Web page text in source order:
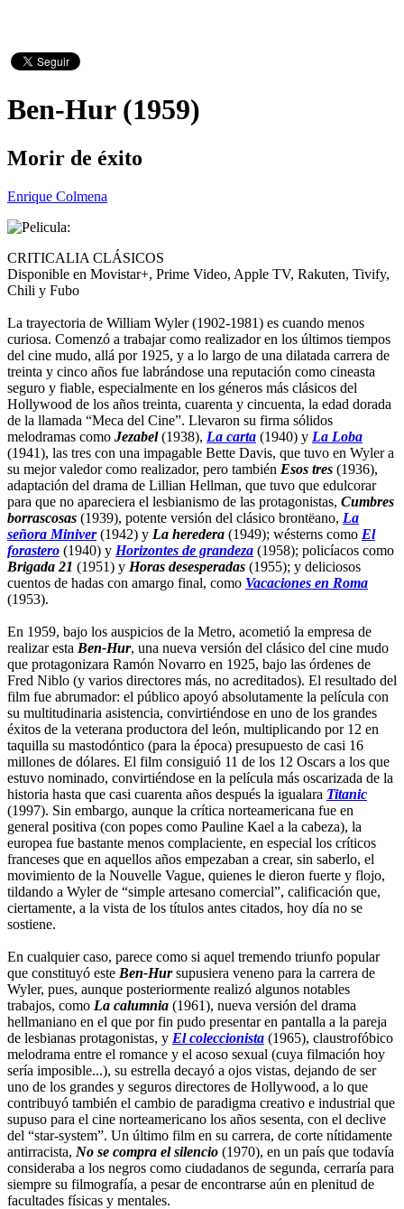
Ben-Hur (1959)
Morir de éxito
Enrique Colmena
CRITICALIA CLÁSICOS
Disponible en Movistar+, Prime Video, Apple TV, Rakuten, Tivify,
Chili y Fubo
La trayectoria de William Wyler (1902-1981) es cuando menos
curiosa. Comenzó a trabajar como realizador en los últimos tiempos
del cine mudo, allá por 1925, y a lo largo de una dilatada carrera de
treinta y cinco años fue labrándose una reputación como cineasta
seguro y fiable, especialmente en los géneros más clásicos del
Hollywood de los años treinta, cuarenta y cincuenta, la edad dorada
de la llamada “Meca del Cine”. Llevaron su firma sólidos
melodramas como Jezabel (1938), La carta (1940) y La Loba
(1941), las tres con una impagable Bette Davis, que tuvo en Wyler a
su mejor valedor como realizador, pero también Esos tres (1936),
adaptación del drama de Lillian Hellman, que tuvo que edulcorar
para que no apareciera el lesbianismo de las protagonistas, Cumbres
borrascosas (1939), potente versión del clásico brontëano, La
señora Miniver(1942) y La heredera (1949); wésterns como El
forastero (1940) y Horizontes de grandeza (1958); policíacos como
Brigada 21 (1951) y Horas desesperadas (1955); y deliciosos
cuentos de hadas con amargo final, como Vacaciones en Roma
(1953).
En 1959, bajo los auspicios de la Metro, acometió la empresa de
realizar esta Ben-Hur, una nueva versión del clásico del cine mudo
que protagonizara Ramón Novarro en 1925, bajo las órdenes de
Fred Niblo (y varios directores más, no acreditados). El resultado del
film fue abrumador: el público apoyó absolutamente la película con
su multitudinaria asistencia, convirtiéndose en uno de los grandes
éxitos de la veterana productora del león, multiplicando por 12 en
taquilla su mastodóntico (para la época) presupuesto de casi 16
millones de dólares. El film consiguió 11 de los 12 Oscars a los que
estuvo nominado, convirtiéndose en la película más oscarizada de la
historia hasta que casi cuarenta años después la igualara Titanic
(1997). Sin embargo, aunque la crítica norteamericana fue en
general positiva (con popes como Pauline Kael a la cabeza), la
europea fue bastante menos complaciente, en especial los críticos
franceses que en aquellos años empezaban a crear, sin saberlo, el
movimiento de la Nouvelle Vague, quienes le dieron fuerte y flojo,
tildando a Wyler de “simple artesano comercial”, calificación que,
ciertamente, a la vista de los títulos antes citados, hoy día no se
sostiene.
En cualquier caso, parece como si aquel tremendo triunfo popular
que constituyó este Ben-Hursupusiera veneno para la carrera de
Wyler, pues, aunque posteriormente realizó algunos notables
trabajos, como La calumnia (1961), nueva versión del drama
hellmaniano en el que por fin pudo presentar en pantalla a la pareja
de lesbianas protagonistas, y El coleccionista (1965), claustrofóbico
melodrama entre el romance y el acoso sexual (cuya filmación hoy
sería imposible...), su estrella decayó a ojos vistas, dejando de ser
uno de los grandes y seguros directores de Hollywood, a lo que
contribuyó también el cambio de paradigma creativo e industrial que
supuso para el cine norteamericano los años sesenta, con el declive
del “star-system”. Un último film en su carrera, de corte nítidamente
antirracista, No se compra el silencio (1970), en un país que todavía
consideraba a los negros como ciudadanos de segunda, cerraría para
siempre su filmografía, a pesar de encontrarse aún en plenitud de
facultades físicas y mentales.